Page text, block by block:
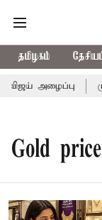
தமிழகம்
அழைப்பு
Gold